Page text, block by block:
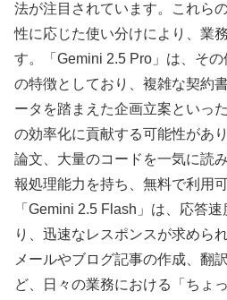
法が注目されています。これら
性に応じた使い分けにより、業
す。「Gemini 2.5 Pro」は、そ
の特徴としており、複雑な契約
ータを踏まえた企画立案といっ
の効率化に貢献する可能性があ
論文、大量のコードを一気に読
報処理能力を持ち、無料で利用
「Gemini 2.5 Flash」は、応答
り、迅速なレスポンスが求めら
メールやブログ記事の作成、翻
ど、日々の業務における「ちょ